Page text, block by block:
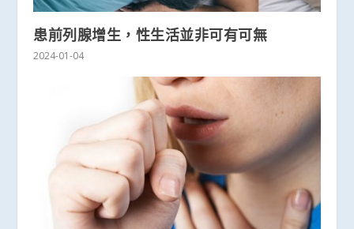
患前列腺增生，性生活並非可有可無
2024-01-04